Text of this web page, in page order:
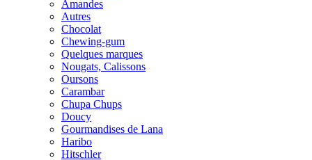
Amandes
Autres
Chocolat
Chewing-gum
Quelques marques
Nougats, Calissons
Oursons
Carambar
Chupa Chups
Doucy
Gourmandises de Lana
Haribo
Hitschler